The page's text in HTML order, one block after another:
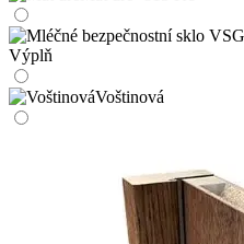
Výplň
Voštinová